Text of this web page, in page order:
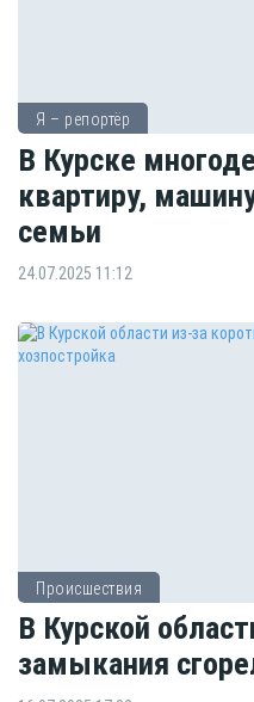
Я – репортёр
В Курске
квартиру,
семьи
24.07.2025 11:12
Происшествия
В Курской
замыкания